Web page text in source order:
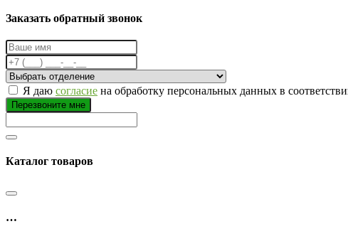
Заказать обратный звонок
Я даю согласие на обработку персональных данных в
Перезвоните мне
Каталог товаров
…